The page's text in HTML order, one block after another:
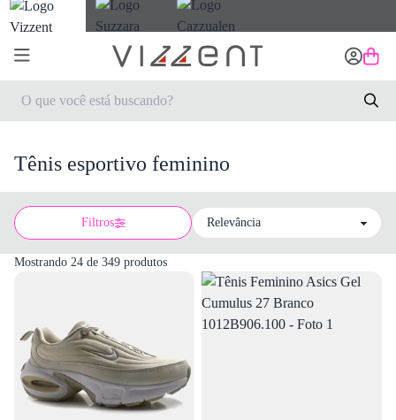
Tênis esportivo feminino
Filtros
Sort by
Mostrando 24 de 349 produtos